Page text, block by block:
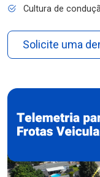
Cultura de
Solicite uma